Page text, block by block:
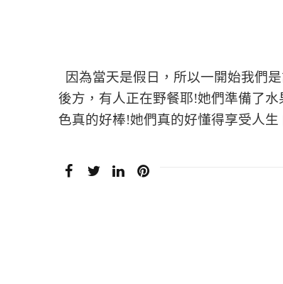
因為當天是假日，所以一開始我們
後方，有人正在野餐耶!她們準備了
色真的好棒!她們真的好懂得享受人